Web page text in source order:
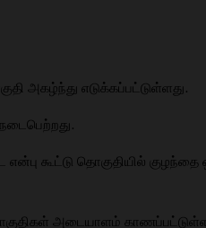
அகழ்ந்து எடுக்கப்பட்டுள்ளது.
தொகுதியில் குழந்தை
அடையாளம்